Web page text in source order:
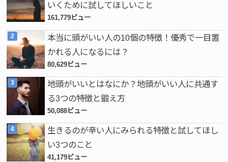
いくために試してほしいこと
161,779ビュー
本当に頭がいい人の10個の特徴！優秀で一目置
かれる人になるには？
80,629ビュー
地頭がいいとはなにか？地頭がいい人に共通す
る3つの特徴と鍛え方
50,088ビュー
生きるのが辛い人にみられる特徴と試してほし
い3つのこと
41,179ビュー